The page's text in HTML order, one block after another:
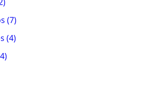
(7)
(4)